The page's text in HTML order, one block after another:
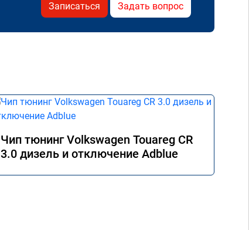
Записаться Задать вопрос
Чип тюнинг Volkswagen Touareg CR
3.0 дизель и отключение Adblue